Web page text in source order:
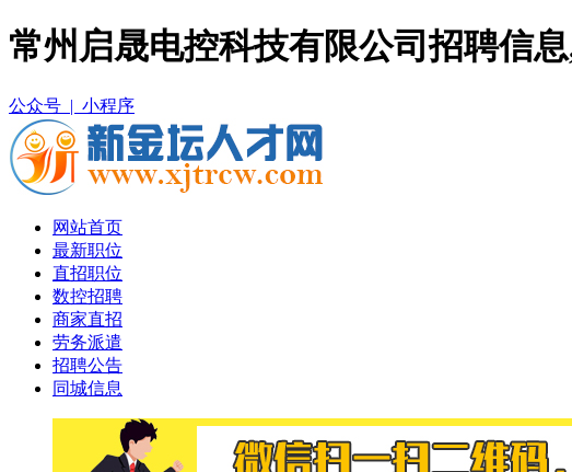
常州启晟电控科技有限公司招聘信
公众号 | 小程序
网站首页
最新职位
直招职位
数控招聘
商家直招
劳务派遣
招聘公告
同城信息